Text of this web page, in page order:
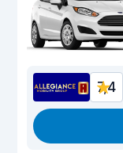
7,4